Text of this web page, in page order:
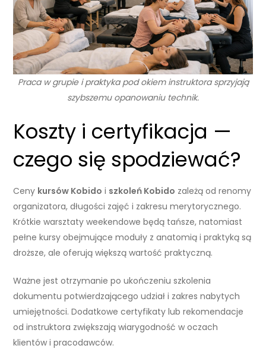
Praca w grupie i praktyka pod okiem instruktora sprzyjają
szybszemu opanowaniu technik.
Koszty i certyfikacja —
czego się spodziewać?
Ceny kursów Kobido i szkoleń Kobido zależą od renomy
organizatora, długości zajęć i zakresu merytorycznego.
Krótkie warsztaty weekendowe będą tańsze, natomiast
pełne kursy obejmujące moduły z anatomią i praktyką są
droższe, ale oferują większą wartość praktyczną.
Ważne jest otrzymanie po ukończeniu szkolenia
dokumentu potwierdzającego udział i zakres nabytych
umiejętności. Dodatkowe certyfikaty lub rekomendacje
od instruktora zwiększają wiarygodność w oczach
klientów i pracodawców.